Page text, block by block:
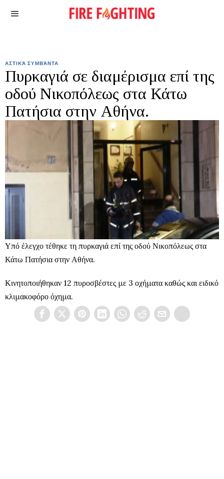
ΑΣΤΙΚΆ ΣΥΜΒΆΝΤΑ
Πυρκαγιά σε διαμέρισμα επί της
οδού Νικοπόλεως στα Κάτω
Πατήσια στην Αθήνα.
Υπό έλεγχο τέθηκε τη πυρκαγιά επί της οδού Νικοπόλεως στα
Κάτω Πατήσια στην Αθήνα.
Κινητοποιήθηκαν 12 πυροσβέστες με 3 οχήματα καθώς και ειδικό
κλιμακοφόρο όχημα.